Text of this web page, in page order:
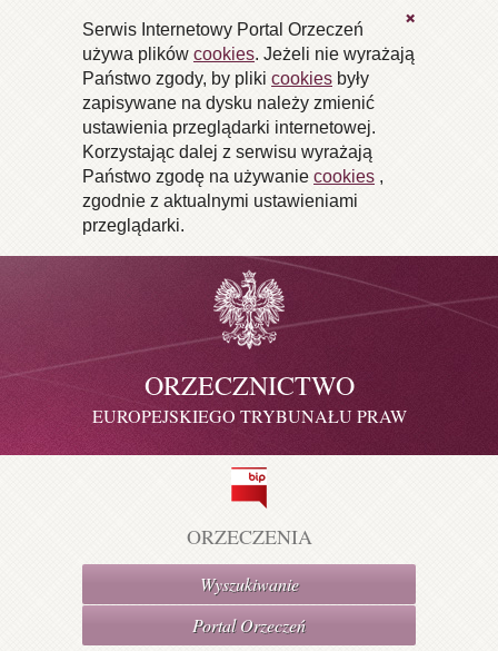
X
Serwis Internetowy Portal Orzeczeń
używa plików cookies. Jeżeli nie wyrażają
Państwo zgody, by pliki cookies były
zapisywane na dysku należy zmienić
ustawienia przeglądarki internetowej.
Korzystając dalej z serwisu wyrażają
Państwo zgodę na używanie cookies ,
zgodnie z aktualnymi ustawieniami
przeglądarki.
ORZECZNICTWO
EUROPEJSKIEGO TRYBUNAŁU PRAW
ORZECZENIA
Wyszukiwanie
Portal Orzeczeń